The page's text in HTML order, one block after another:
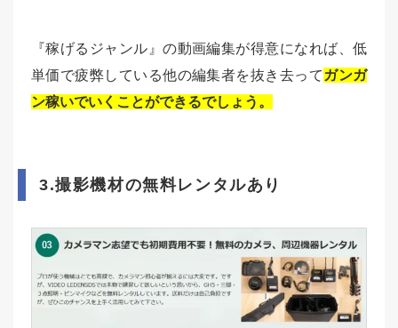
『稼げるジャンル』の動画編集が得意になれば、低
単価で疲弊している他の編集者を抜き去って ガンガ
ン稼いでいくことができるでしょう。
3.撮影機材の無料レンタルあり